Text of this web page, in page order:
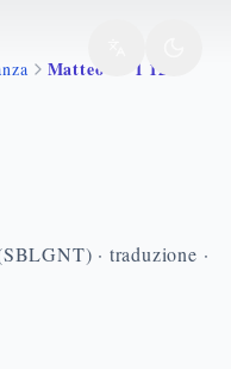
Matteo 23 1 12
· traduzione ·